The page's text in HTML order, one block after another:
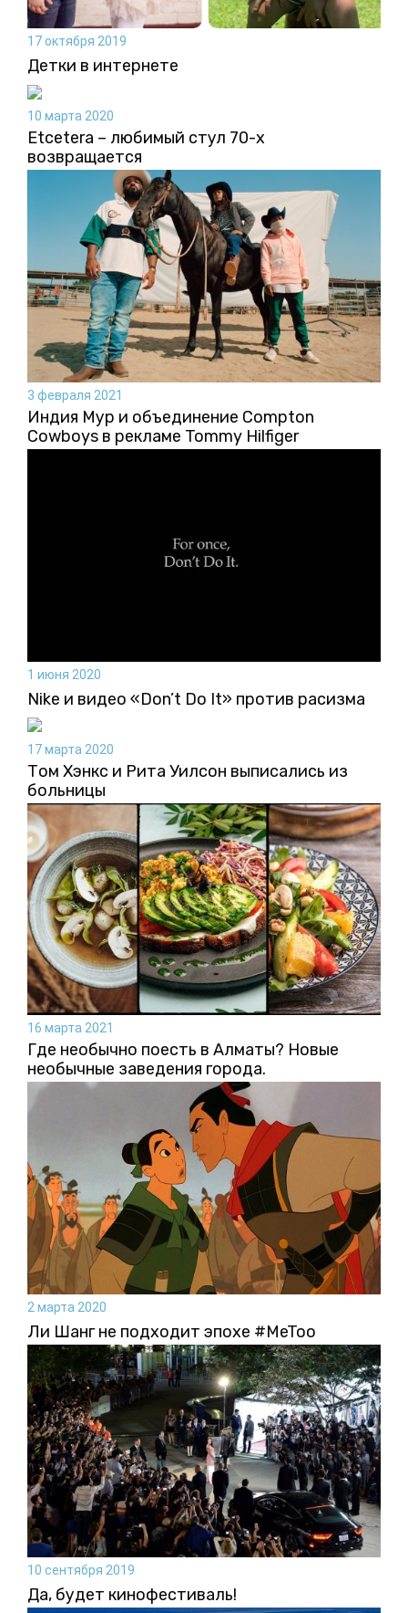
17 октября 2019
Детки в интернете
10 марта 2020
Etcetera – любимый стул 70-х
возвращается
3 февраля 2021
Индия Мур и объединение Compton
Cowboys в рекламе Tommy Hilfiger
1 июня 2020
Nike и видео «Don’t Do It» против расизма
17 марта 2020
Том Хэнкс и Рита Уилсон выписались из
больницы
16 марта 2021
Где необычно поесть в Алматы? Новые
необычные заведения города.
2 марта 2020
Ли Шанг не подходит эпохе #MeToo
10 сентября 2019
Да, будет кинофестиваль!